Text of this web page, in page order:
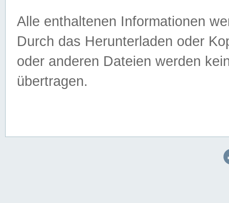
Alle enthaltenen Informationen
Durch das Herunterladen oder
oder anderen Dateien werden
übertragen.